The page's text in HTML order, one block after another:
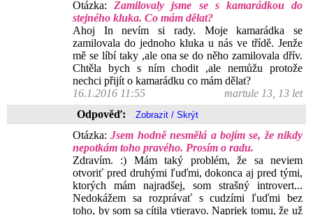
Otázka:Zamilovaly jsme se s kamarádkou do
stejného kluka. Co mám dělat?
Ahoj In nevím si rady. Moje kamarádka se
zamilovala do jednoho kluka u nás ve třídě. Jenže
mě se líbí taky ,ale ona se do něho zamilovala dřív.
Chtěla bych s ním chodit ,ale nemůžu protože
nechci přijít o kamarádku co mám dělat?
16.1.2016 11:55
martule 13, 13 let
Odpověď:
Otázka:Jsem hodně nesmělá a bojím se, že nikdy
nepotkám toho pravého. Prosím o radu.
Zdravím. :) Mám taký problém, že sa neviem
otvoriť pred druhými ľuďmi, dokonca aj pred tými,
ktorých mám najradšej, som strašný introvert...
Nedokážem sa rozprávať s cudzími ľuďmi bez
toho, by som sa cítila vtieravo. Napriek tomu, že už